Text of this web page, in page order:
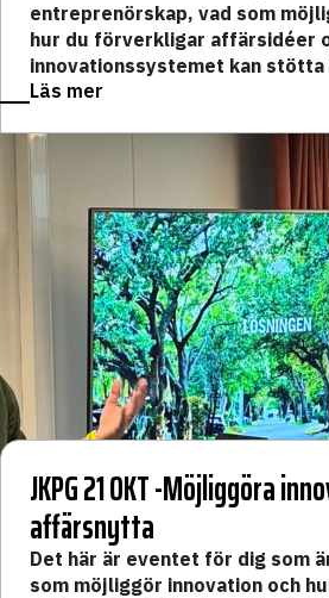
entreprenörskap, vad som
hur du förverkligar affärsidéer
innovationssystemet kan
Läs mer
JKPG 21 OKT -Möjliggöra
affärsnytta
Det här är eventet för dig som
som möjliggör innovation och